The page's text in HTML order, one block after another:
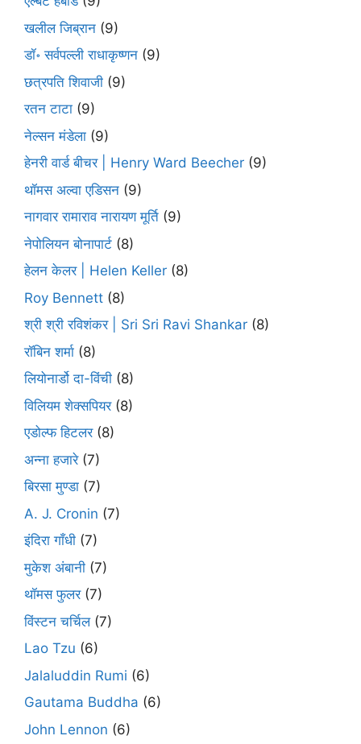
खलील जिब्रान (9)
डॉ॰ सर्वपल्ली राधाकृष्णन (9)
छत्रपति शिवाजी (9)
रतन टाटा (9)
नेल्सन मंडेला (9)
हेनरी वार्ड बीचर | Henry Ward Beecher (9)
थॉमस अल्वा एडिसन (9)
नागवार रामाराव नारायण मूर्ति (9)
नेपोलियन बोनापार्ट (8)
हेलन केलर | Helen Keller (8)
Roy Bennett (8)
श्री श्री रविशंकर | Sri Sri Ravi Shankar (8)
रॉबिन शर्मा (8)
लियोनार्डो दा-विंची (8)
विलियम शेक्सपियर(8)
एडोल्फ हिटलर(8)
अन्ना हजारे(7)
बिरसा मुण्डा (7)
A. J. Cronin (7)
इंदिरा गाँधी (7)
मुकेश अंबानी (7)
थॉमस फुलर(7)
विंस्टन चर्चिल(7)
Lao Tzu (6)
Jalaluddin Rumi (6)
Gautama Buddha (6)
John Lennon (6)